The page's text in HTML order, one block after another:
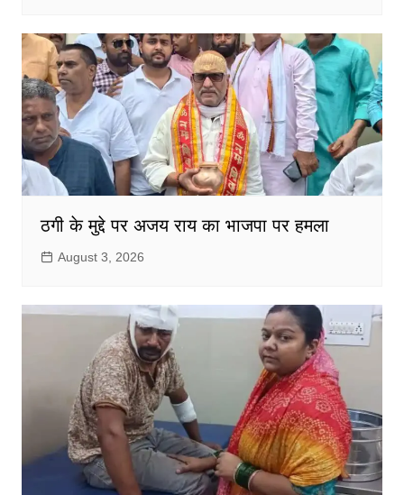
ठगी के मुद्दे पर अजय राय का भाजपा पर हमला
August 3, 2026